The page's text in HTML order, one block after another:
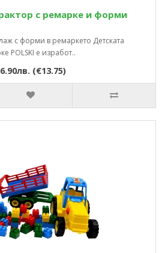
с ремарке и форми
с форми в ремаркето Детската
POLSKI е изработ..
(€13.75)